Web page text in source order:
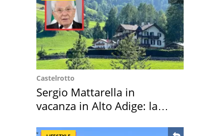
Castelrotto
Sergio Mattarella in
vacanza in Alto Adige: la